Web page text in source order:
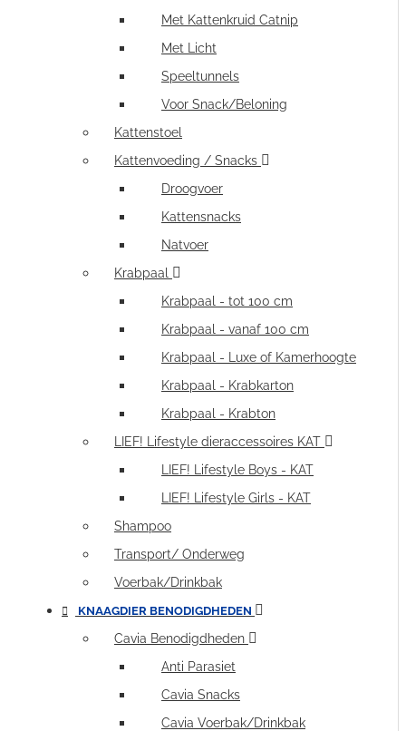
Met Kattenkruid Catnip
Met Licht
Speeltunnels
Voor Snack/Beloning
Kattenstoel
Kattenvoeding / Snacks
Droogvoer
Kattensnacks
Natvoer
Krabpaal
Krabpaal - tot 100 cm
Krabpaal - vanaf 100 cm
Krabpaal - Luxe of Kamerhoogte
Krabpaal - Krabkarton
Krabpaal - Krabton
LIEF! Lifestyle dieraccessoires KAT
LIEF! Lifestyle Boys - KAT
LIEF! Lifestyle Girls - KAT
Shampoo
Transport/ Onderweg
Voerbak/Drinkbak
KNAAGDIER BENODIGDHEDEN
Cavia Benodigdheden
Anti Parasiet
Cavia Snacks
Cavia Voerbak/Drinkbak